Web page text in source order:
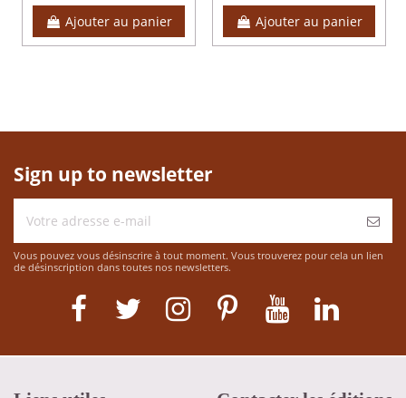
Ajouter au panier
Ajouter au panier
Sign up to newsletter
Vous pouvez vous désinscrire à tout moment. Vous trouverez pour cela un lien
de désinscription dans toutes nos newsletters.